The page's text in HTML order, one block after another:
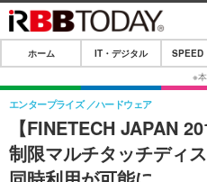
ホーム
IT・デジタル
IT・デジタルTOP
ネタ
SPEED TEST
エンタメ
ホーム IT・デジタル SPEED
【FINETECH JAPAN
制限マルチタッチディ
エンタープライズ ハードウェア